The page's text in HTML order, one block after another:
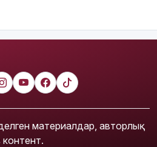
материалдар, авторлық
контент.